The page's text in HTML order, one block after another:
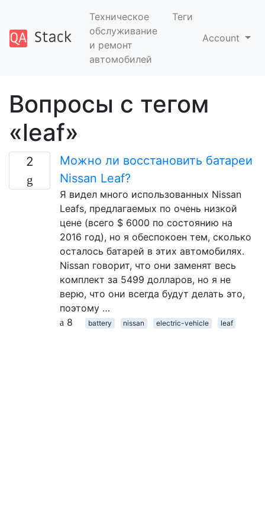
Техническое
обслуживание
и ремонт
автомобилей
Теги
Account
Вопросы с тегом
«leaf»
2
Можно ли восстановить батареи
Nissan Leaf?
Я видел много использованных Nissan
Leafs, предлагаемых по очень низкой
цене (всего $ 6000 по состоянию на
2016 год), но я обеспокоен тем, сколько
осталось батарей в этих автомобилях.
Nissan говорит, что они заменят весь
комплект за 5499 долларов, но я не
верю, что они всегда будут делать это,
поэтому …
8
battery nissan electric-vehicle leaf